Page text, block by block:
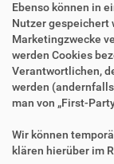
Ebenso können in
Nutzer gespeichert
Marketingzwecke
werden Cookies
Verantwortlichen,
werden
man von „First-
Wir können
klären hierüber im